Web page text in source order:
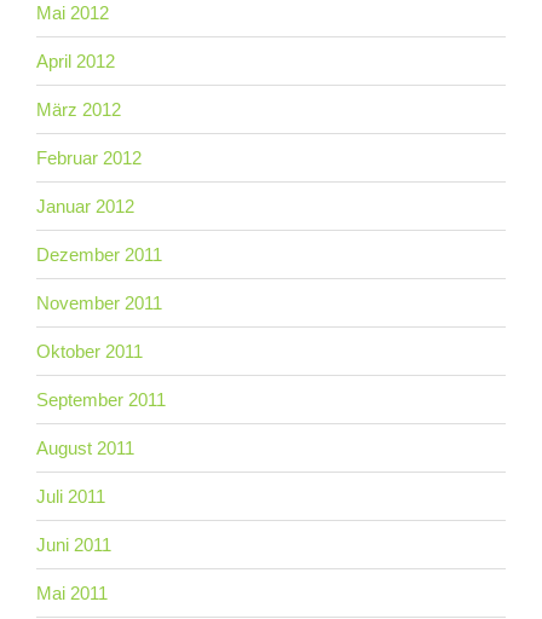
Mai 2012
April 2012
März 2012
Februar 2012
Januar 2012
Dezember 2011
November 2011
Oktober 2011
September 2011
August 2011
Juli 2011
Juni 2011
Mai 2011